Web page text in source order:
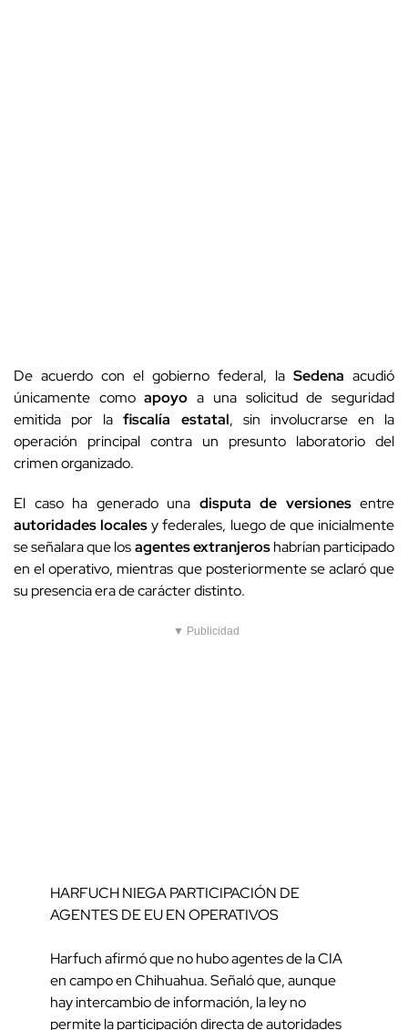
De acuerdo con el gobierno federal, la Sedena acudió
únicamente comoapoyo a una solicitud de seguridad
emitida por lafiscalía estatal, sin involucrarse en la
operación principal contra un presunto laboratorio del
crimen organizado.
El caso ha generado una disputa de versionesentre
autoridades localesy federales, luego de que inicialmente
se señalara que losagentes extranjeroshabrían participado
en el operativo, mientras que posteriormente se aclaró que
su presencia era de carácter distinto.
▼ Publicidad
HARFUCH NIEGA PARTICIPACIÓN DE
AGENTES DE EU EN OPERATIVOS
Harfuch afirmó que no hubo agentes de la CIA
en campo en Chihuahua. Señaló que, aunque
hay intercambio de información, la ley no
permite la participación directa de autoridades